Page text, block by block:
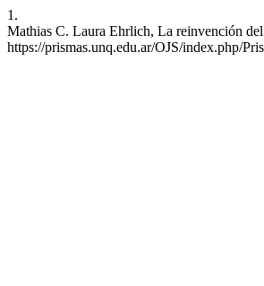
1.
Mathias C. Laura Ehrlich, La reinvención
https://prismas.unq.edu.ar/OJS/index.php/